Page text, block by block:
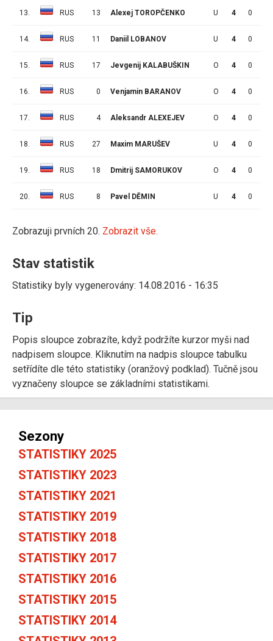
13. RUS 13 Alexej TOROPČENKO U 4 0
14. RUS 11 Daniil LOBANOV U 4 0
15. RUS 17 Jevgenij KALABUŠKIN O 4 0
16. RUS 0 Venjamin BARANOV O 4 0
17. RUS 4 Aleksandr ALEXEJEV O 4 0
18. RUS 27 Maxim MARUŠEV U 4 0
19. RUS 18 Dmitrij SAMORUKOV O 4 0
20. RUS 8 Pavel DĚMIN U 4 0
Zobrazuji prvních 20. Zobrazit vše.
Stav statistik
Statistiky byly vygenerovány: 14.08.2016 - 16:35
Tip
Popis sloupce zobrazíte, když podržíte kurzor myši nad
nadpisem sloupce. Kliknutím na nadpis sloupce tabulku
setřídíte dle této statistiky (oranžový podklad). Tučně jsou
vyznačeny sloupce se základními statistikami.
Sezony
STATISTIKY 2025
STATISTIKY 2023
STATISTIKY 2021
STATISTIKY 2019
STATISTIKY 2018
STATISTIKY 2017
STATISTIKY 2016
STATISTIKY 2015
STATISTIKY 2014